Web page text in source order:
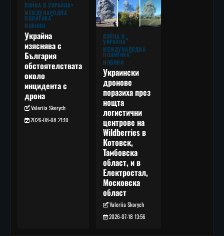
ВОЙНА В УКРАЙНА
МЕЖДУНАРОДНА
ПОЛИТИКА
НОВИНИ
Украйна
изяснява с
България
обстоятелствата
около
инцидента с
дрона
Valeriia Skorych
2026-08-08 21:10
ВОЙНА В
УКРАЙНА
МЕЖДУНАРОДНА
ПОЛИТИКА
НОВИНИ
Украински
дронове
поразиха през
нощта
логистични
центрове на
Wildberries в
Котовск,
Тамбовска
област, и в
Електростал,
Московска
област
Valeriia Skorych
2026-07-18 13:56